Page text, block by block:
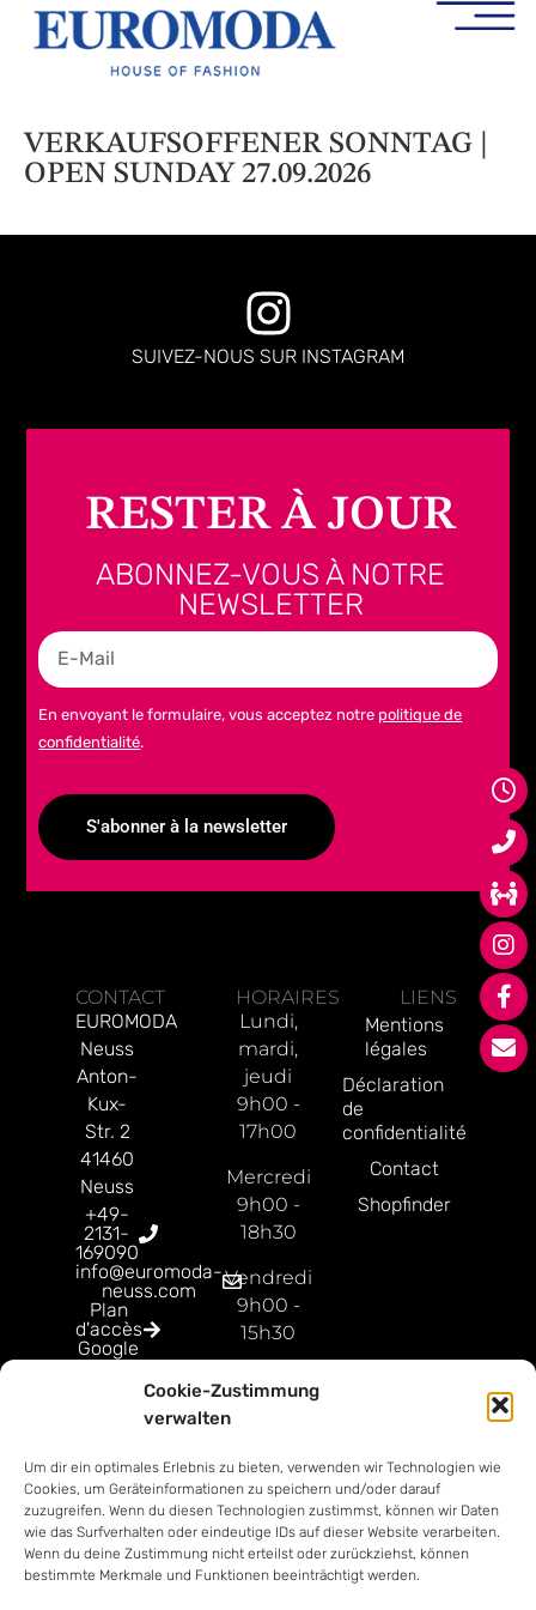
Cookie-Zustimmung
verwalten
Um dir ein optimales Erlebnis zu bieten, verwenden wir Technologien wie
Cookies, um Geräteinformationen zu speichern und/oder darauf
zuzugreifen. Wenn du diesen Technologien zustimmst, können wir Daten
wie das Surfverhalten oder eindeutige IDs auf dieser Website verarbeiten.
Wenn du deine Zustimmung nicht erteilst oder zurückziehst, können
bestimmte Merkmale und Funktionen beeinträchtigt werden.
VERKAUFSOFFENER SONNTAG |
OPEN SUNDAY 27.09.2026
SUIVEZ-NOUS SUR INSTAGRAM
RESTER À JOUR
ABONNEZ-VOUS À NOTRE
NEWSLETTER
En envoyant le formulaire, vous acceptez notre politique de
confidentialité.
S'abonner à la newsletter
CONTACT
EUROMODA
Neuss
Anton-
Kux-
Str. 2
41460
Neuss
+49-
2131-
169090
info@euromoda-
neuss.com
Plan
d'accès
Google
HORAIRES
Lundi,
mardi,
jeudi
9h00 -
17h00
Mercredi
9h00 -
18h30
Vendredi
9h00 -
15h30
ouvert
18h00
LIENS
Mentions
légales
Déclaration
de
confidentialité
Contact
Shopfinder